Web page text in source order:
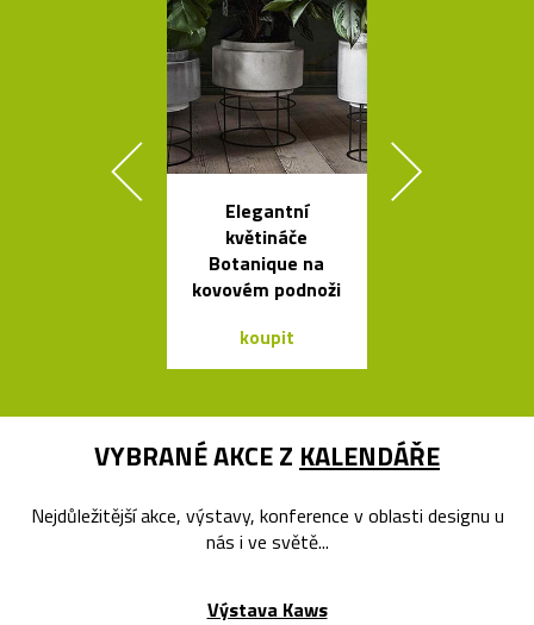
Elegantní
květináče
Botanique na
kovovém podnoži
koupit
VYBRANÉ AKCE Z KALENDÁŘE
Nejdůležitější akce, výstavy, konference v oblasti designu u
nás i ve světě...
Výstava Kaws